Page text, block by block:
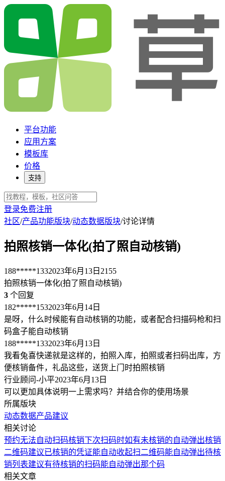
平台功能
应用方案
模板库
价格
支持
登录免费注册
社区/产品功能版块/动态数据版块/讨论详情
拍照核销一体化(拍了照自动核销)
188*****1332023年6月13日 2155
拍照核销一体化(拍了照自动核销)
3 个回复
182*****1532023年6月14日
是呀，什么时候能有自动核销的功能，或者配合扫描码枪和扫
码盒子能自动核销
188*****1332023年6月13日
我看兔喜快递就是这样的，拍照入库，拍照或者扫码出库，方
便核销备件，礼品这些，送货上门时拍照核销
行业顾问-小平2023年6月13日
可以更加具体说明一上需求吗？并结合你的使用场景
所属版块
动态数据产品建议
相关讨论
预约无法自动扫码核销下次扫码时如有未核销的自动弹出核销
二维码建议已核销的凭证能自动收起扫二维码能自动弹出待核
销列表建议有待核销的扫码能自动弹出那个码
相关文章